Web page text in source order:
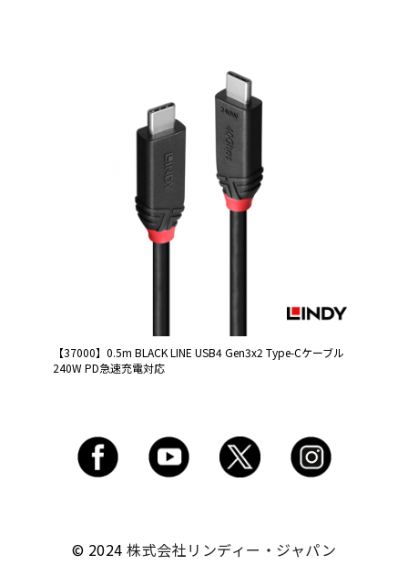
【37000】0.5m BLACK LINE USB4 Gen3x2 Type-Cケーブル
240W PD急速充電対応
© 2024株式会社リンディー・ジャパン